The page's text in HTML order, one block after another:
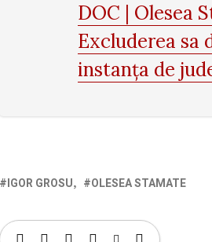
DOC | Olesea
Excluderea sa
instanța de
IGOR GROSU OLESEA STAMATE